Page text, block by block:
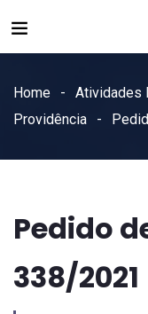
Home Atividades
Providência
Pedido
338/2021